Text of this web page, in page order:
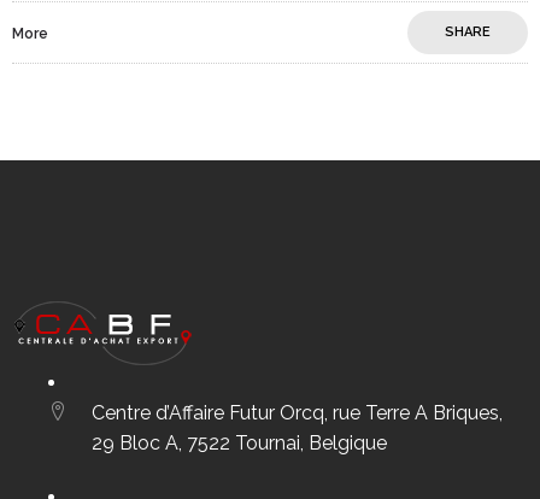
More SHARE
Centre d’Affaire Futur Orcq, rue Terre A Briques,
29 Bloc A, 7522 Tournai, Belgique